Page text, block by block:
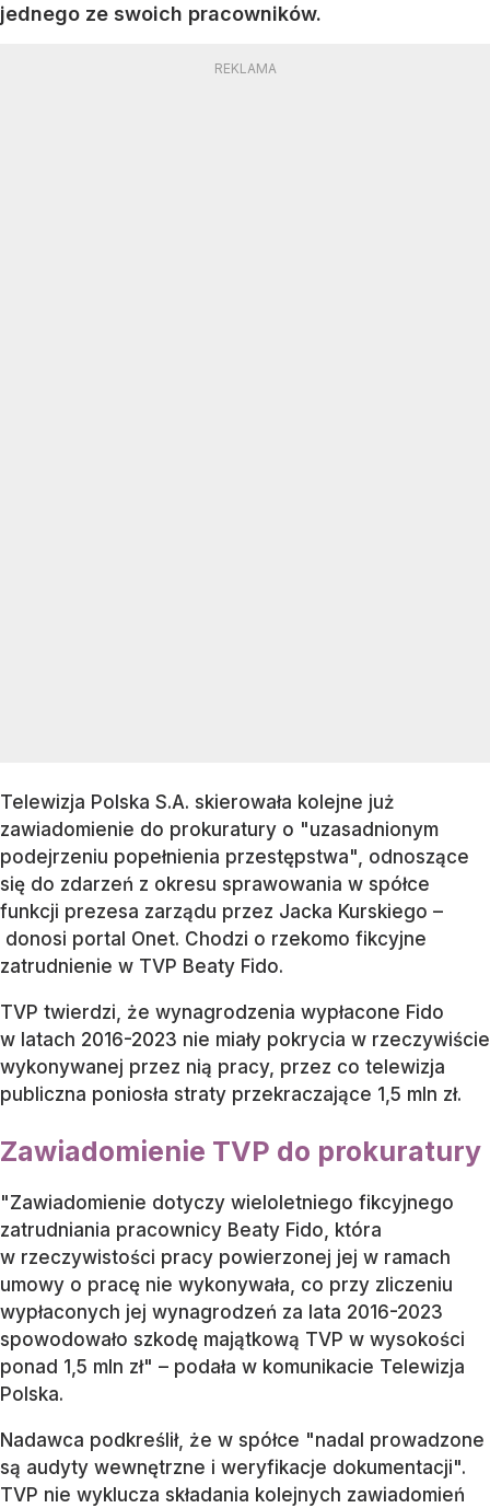
jednego ze swoich pracowników.
Telewizja Polska S.A. skierowała kolejne już
zawiadomienie do prokuratury o "uzasadnionym
podejrzeniu popełnienia przestępstwa", odnoszące
się do zdarzeń z okresu sprawowania w spółce
funkcji prezesa zarządu przez Jacka Kurskiego –
donosi portal Onet. Chodzi o rzekomo fikcyjne
zatrudnienie w TVP Beaty Fido.
TVP twierdzi, że wynagrodzenia wypłacone Fido
w latach 2016-2023 nie miały pokrycia w rzeczywiście
wykonywanej przez nią pracy, przez co telewizja
publiczna poniosła straty przekraczające 1,5 mln zł.
Zawiadomienie TVP do prokuratury
"Zawiadomienie dotyczy wieloletniego fikcyjnego
zatrudniania pracownicy Beaty Fido, która
w rzeczywistości pracy powierzonej jej w ramach
umowy o pracę nie wykonywała, co przy zliczeniu
wypłaconych jej wynagrodzeń za lata 2016-2023
spowodowało szkodę majątkową TVP w wysokości
ponad 1,5 mln zł" – podała w komunikacie Telewizja
Polska.
Nadawca podkreślił, że w spółce "nadal prowadzone
są audyty wewnętrzne i weryfikacje dokumentacji".
TVP nie wyklucza składania kolejnych zawiadomień